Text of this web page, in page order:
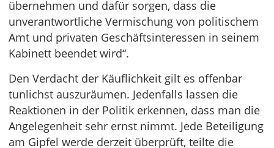
übernehmen und dafür sorgen, dass die
unverantwortliche Vermischung von politischem
Amt und privaten Geschäftsinteressen in seinem
Kabinett beendet wird“.
Den Verdacht der Käuflichkeit gilt es offenbar
tunlichst auszuräumen. Jedenfalls lassen die
Reaktionen in der Politik erkennen, dass man die
Angelegenheit sehr ernst nimmt. Jede Beteiligung
am Gipfel werde derzeit überprüft, teilte die